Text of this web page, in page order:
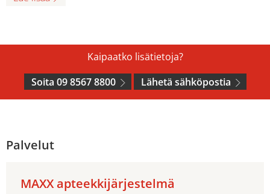
Kaipaatko lisätietoja?
Soita 09 8567 8800
Lähetä sähköpostia
Palvelut
MAXX apteekkijärjestelmä